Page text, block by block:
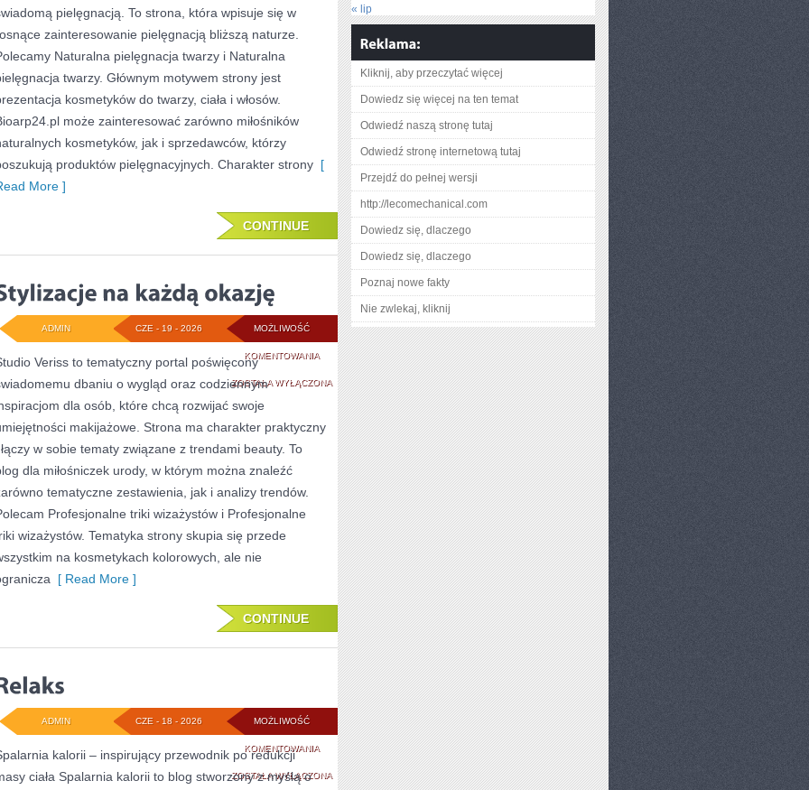
SAM
pielęgnacją. To strona, która wpisuje się w
zainteresowanie pielęgnacją bliższą naturze.
Naturalna pielęgnacja twarzy i Naturalna
twarzy. Głównym motywem strony jest
kosmetyków do twarzy, ciała i włosów.
może zainteresować zarówno miłośników
kosmetyków, jak i sprzedawców, którzy
produktów pielęgnacyjnych. Charakter strony [
More ]
CONTINUE
MOŻLIWOŚĆ
KOMENTOWANIASTYLIZACJE
NA
KAŻDĄ
OKAZJĘ
ZOSTAŁA WYŁĄCZONA
CZE - 19 - 2026
ADMIN
Veriss to tematyczny portal poświęcony
dbaniu o wygląd oraz codziennym
dla osób, które chcą rozwijać swoje
makijażowe. Strona ma charakter praktyczny
w sobie tematy związane z trendami beauty. To
dla miłośniczek urody, w którym można znaleźć
tematyczne zestawienia, jak i analizy trendów.
Profesjonalne triki wizażystów i Profesjonalne
wizażystów. Tematyka strony skupia się przede
na kosmetykach kolorowych, ale nie
[ Read More ]
CONTINUE
MOŻLIWOŚĆ
KOMENTOWANIARELAKS
ZOSTAŁA WYŁĄCZONA
CZE - 18 - 2026
ADMIN
kalorii – inspirujący przewodnik po redukcji
ciała Spalarnia kalorii to blog stworzony z myślą o
« lip
Kliknij, aby przeczytać więcej
Dowiedz się więcej na ten temat
Odwiedź naszą stronę tutaj
Odwiedź stronę internetową tutaj
Przejdź do pełnej wersji
http://lecomechanical.com
Dowiedz się, dlaczego
Dowiedz się, dlaczego
Poznaj nowe fakty
Nie zwlekaj, kliknij